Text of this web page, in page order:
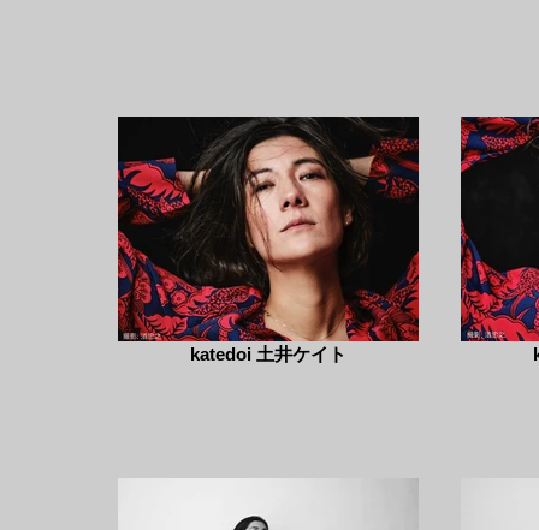
katedoi 土井ケイト